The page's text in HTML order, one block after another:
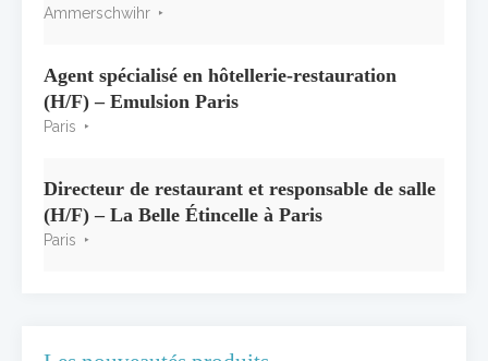
Ammerschwihr
Agent spécialisé en hôtellerie-restauration
(H/F) – Emulsion Paris
Paris
Directeur de restaurant et responsable de salle
(H/F) – La Belle Étincelle à Paris
Paris